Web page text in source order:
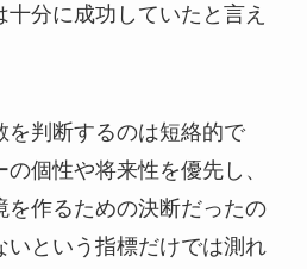
十分に成功していたと言え
を判断するのは短絡的で
個性や将来性を優先し、
を作るための決断だったの
いという指標だけでは測れ